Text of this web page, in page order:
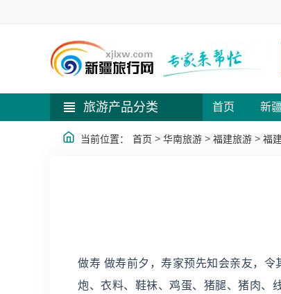
旅游产品分类 首页 新
当前位置： 首页 > 华南旅游 > 福建旅游 > 福
做寿 做寿前夕，寿家预先知会亲友，
炮、衣料、鞋袜、鸡蛋、猪腿、猪肉、